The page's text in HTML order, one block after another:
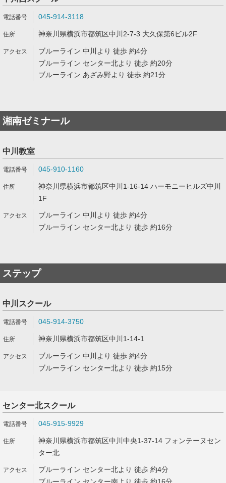
045-914-3118
神奈川県横浜市都筑区中川2-7-3 大久保第6ビル2F
ブルーライン 中川より 徒歩 約4分
ブルーライン センター北より 徒歩 約20分
ブルーライン あざみ野より 徒歩 約21分
湘南ゼミナール
中川教室
045-910-1160
神奈川県横浜市都筑区中川1-16-14 ハーモニーヒルズ中川
1F
ブルーライン 中川より 徒歩 約4分
ブルーライン センター北より 徒歩 約16分
ステップ
中川スクール
045-914-3750
神奈川県横浜市都筑区中川1-14-1
ブルーライン 中川より 徒歩 約4分
ブルーライン センター北より 徒歩 約15分
センター北スクール
045-915-9929
神奈川県横浜市都筑区中川中央1-37-14 フォンテーヌセン
ター北
ブルーライン センター北より 徒歩 約4分